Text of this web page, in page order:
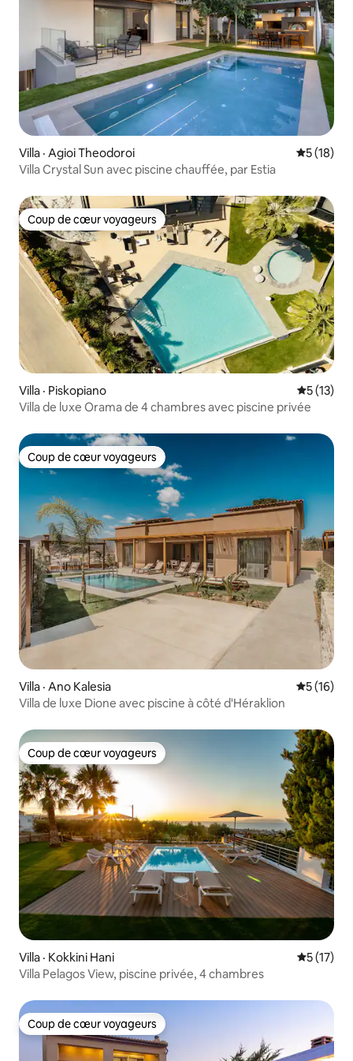
Villa · Agioi Theodoroi Note
5 (18)
Villa Crystal Sun avec piscine chauffée, par Estia
Coup de cœur voyageurs
Coup de cœur voyageurs
Villa · Piskopiano Note
5 (13)
Villa de luxe Orama de 4 chambres avec piscine privée
Coup de cœur voyageurs
Coup de cœur voyageurs
Villa · Ano Kalesia Note
5 (16)
Villa de luxe Dione avec piscine à côté d'Héraklion
Coup de cœur voyageurs
Coup de cœur voyageurs
Villa · Kokkini Hani Note
5 (17)
Villa Pelagos View, piscine privée, 4 chambres
Coup de cœur voyageurs
Coup de cœur voyageurs